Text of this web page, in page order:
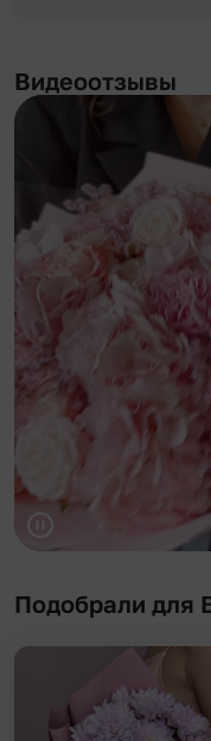
Видеоотзывы
Подобрали для